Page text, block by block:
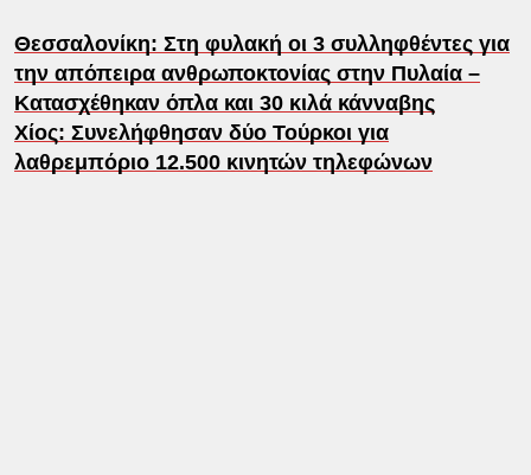
Θεσσαλονίκη: Στη φυλακή οι 3 συλληφθέντες για
την απόπειρα ανθρωποκτονίας στην Πυλαία –
Κατασχέθηκαν όπλα και 30 κιλά κάνναβης
Χίος: Συνελήφθησαν δύο Τούρκοι για
λαθρεμπόριο 12.500 κινητών τηλεφώνων